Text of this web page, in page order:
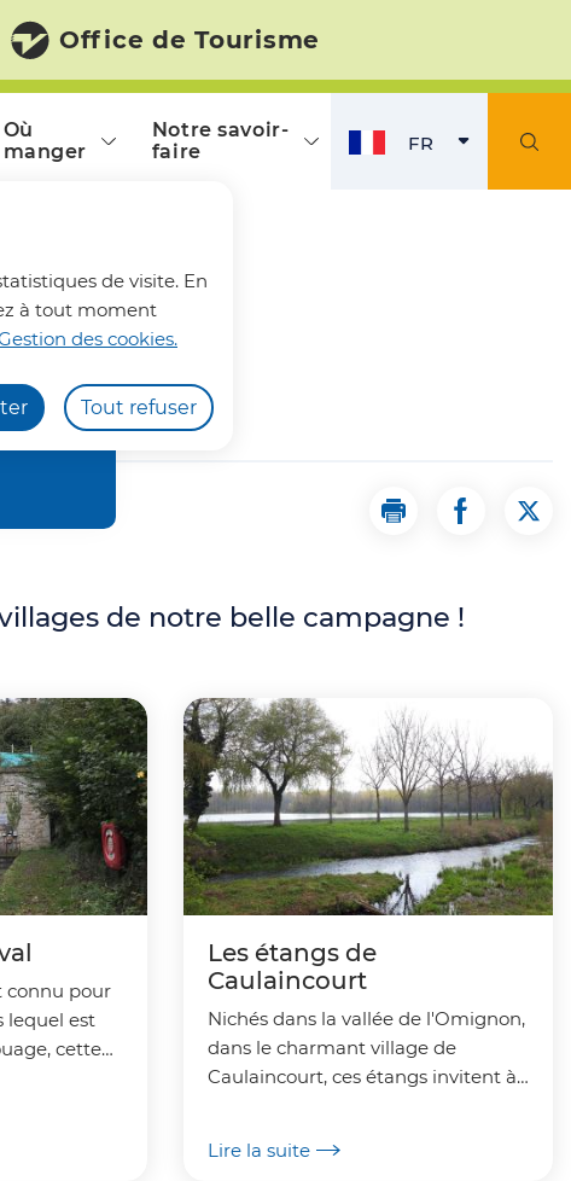
de visite. En
à tout moment
des cookies.
Tout refuser
Office de Tourisme
Où
manger
Notre savoir-
faire
FRFRANÇAIS
Imprimer la page
Partager la
de notre belle campagne !
connu pour
lequel est
cette
Les étangs de
Caulaincourt
Nichés dans la vallée de l'Omignon,
dans le charmant village de
Caulaincourt, ces étangs invitent à
Lire la suite